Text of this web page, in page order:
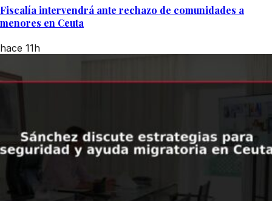
Fiscalía intervendrá ante rechazo de comunidades a
menores en Ceuta
hace 11h